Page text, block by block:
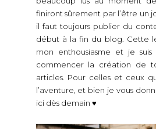
finiront sûrement par l’être un
il faut toujours publier du
début à la fin du blog. Cette
mon enthousiasme et je
commencer la création de
articles. Pour celles et ceux
l’aventure, et bien je vous
ici dès demain ♥